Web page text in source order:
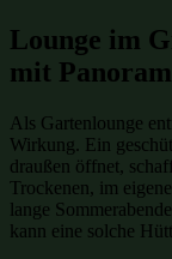
Lounge im
mit
Als Gartenlounge
Wirkung. Ein
draußen öffnet,
Trockenen, im
lange
kann eine solche